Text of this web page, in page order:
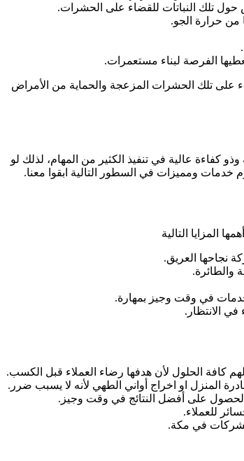
تلك النباتات للقضاء على الحشرات.
من حرارة الجو.
الفرصة لبناء مستعمرات.
على تلك الحشرات المزعجة والحماية من الأمراض
عالية في تنفيذ الكثير من المهام، لذلك لو
ومميزات في السطور التالية ابقوا معنا.
المزايا التالية
نجاحها العريق.
والطائرة.
في وقت وجيز بمهارة.
الانتظار.
كافة الحلول لأن هدفها رضاء العملاء قبل الكسب.
المنزل او اخراج أواني الطهي لأنه لا يسبب ضرر.
الحصول على أفضل النتائج في وقت وجيز.
للعملاء.
في مكة.